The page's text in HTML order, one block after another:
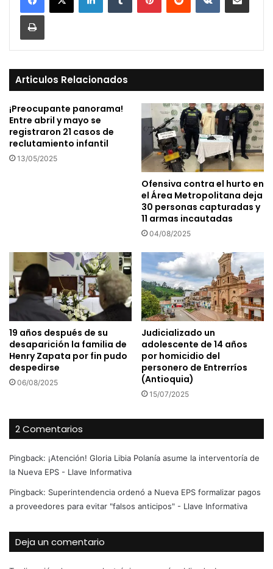
Print
Articulos Relacionados
¡Preocupante panorama!
Entre abril y mayo se
registraron 21 casos de
reclutamiento infantil
13/05/2025
Ofensiva contra el hurto en
el Área Metropolitana deja
30 personas capturadas y
11 armas incautadas
04/08/2025
19 años después de su
desaparición la familia de
Henry Zapata por fin pudo
despedirse
06/08/2025
Judicializado un
adolescente de 14 años
por homicidio del
personero de Entrerríos
(Antioquia)
15/07/2025
2 Comentarios
Pingback: ¡Atención! Gloria Libia Polanía asume la interventoría de
la Nueva EPS - Llave Informativa
Pingback: Superintendencia ordenó a Nueva EPS formalizar pagos
a proveedores para evitar "falsos anticipos" - Llave Informativa
Deja un comentario